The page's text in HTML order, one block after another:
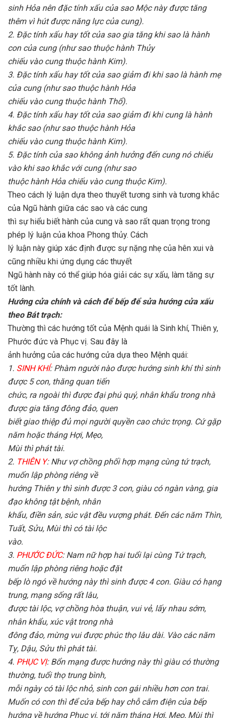
sinh Hỏa nên đặc tính xấu của sao Mộc này được tăng
thêm vì hút được năng lực của cung).
2. Ðặc tính xấu hay tốt của sao gia tăng khi sao là hành
con của cung (như sao thuộc hành Thủy
chiếu vào cung thuộc hành Kim).
3. Ðặc tính xấu hay tốt của sao giảm đi khi sao là hành mẹ
của cung (như sao thuộc hành Hỏa
chiếu vào cung thuộc hành Thổ).
4. Ðặc tính xấu hay tốt của sao giảm đi khi cung là hành
khắc sao (như sao thuộc hành Hỏa
chiếu vào cung thuộc hành Kim).
5. Ðặc tính của sao không ảnh hưởng đến cung nó chiếu
vào khi sao khắc với cung (như sao
thuộc hành Hỏa chiếu vào cung thuộc Kim).
Theo cách lý luận dựa theo thuyết tương sinh và tương khắc
của Ngũ hành giữa các sao và các cung
thì sự hiểu biết hành của cung và sao rất quan trọng trong
phép lý luận của khoa Phong thủy. Cách
lý luận này giúp xác định được sự nặng nhẹ của hên xui và
cũng nhiều khi ứng dụng các thuyết
Ngũ hành này có thể giúp hóa giải các sự xấu, làm tăng sự
tốt lành.
Hướng cửa chính và cách để bếp để sửa hướng cửa xấu
theo Bát trạch:
Thường thì các hướng tốt của Mệnh quái là Sinh khí, Thiên y,
Phước đức và Phục vị. Sau đây là
ảnh hưởng của các hướng cửa dựa theo Mệnh quái:
1. SINH KHÍ: Phàm người nào được hướng sinh khí thì sinh
được 5 con, thăng quan tiến
chức, ra ngoài thì được đại phú quý, nhân khẩu trong nhà
được gia tăng đông đảo, quen
biết giao thiệp đủ mọi người quyền cao chức trọng. Cứ gặp
năm hoặc tháng Hợi, Mẹo,
Mùi thì phát tài.
2. THIÊN Y: Như vợ chồng phối hợp mạng cùng tứ trạch,
muốn lập phòng riêng về
hướng Thiên y thì sinh được 3 con, giàu có ngàn vàng, gia
đạo không tật bệnh, nhân
khẩu, điền sản, súc vật đều vượng phát. Ðến các năm Thìn,
Tuất, Sửu, Mùi thì có tài lộc
vào.
3. PHƯỚC ÐỨC: Nam nữ hợp hai tuổi lại cùng Tứ trạch,
muốn lập phòng riêng hoặc đặt
bếp lò ngó về hướng này thì sinh được 4 con. Giàu có hạng
trung, mạng sống rất lâu,
được tài lộc, vợ chồng hòa thuận, vui vẻ, lấy nhau sớm,
nhân khẩu, xúc vật trong nhà
đông đảo, mừng vui được phúc thọ lâu dài. Vào các năm
Tỵ, Dậu, Sửu thì phát tài.
4. PHỤC VỊ: Bổn mạng được hướng này thì giàu có thường
thường, tuổi thọ trung bình,
mỗi ngày có tài lộc nhỏ, sinh con gái nhiều hơn con trai.
Muốn có con thì để cửa bếp hay chỗ cắm điện của bếp
hướng về hướng Phục vị, tới năm tháng Hợi, Mẹo, Mùi thì